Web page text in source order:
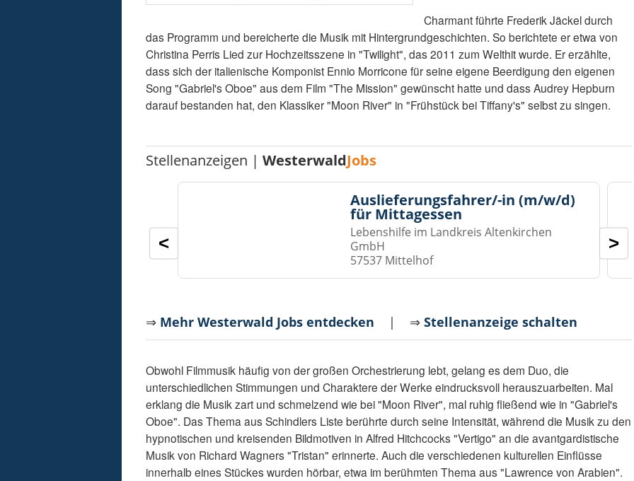
Charmant führte Frederik Jäckel durch
das Programm und bereicherte die Musik mit Hintergrundgeschichten. So berichtete er etwa von
Christina Perris Lied zur Hochzeitsszene in "Twilight", das 2011 zum Welthit wurde. Er erzählte,
dass sich der italienische Komponist Ennio Morricone für seine eigene Beerdigung den eigenen
Song "Gabriel's Oboe" aus dem Film "The Mission" gewünscht hatte und dass Audrey Hepburn
darauf bestanden hat, den Klassiker "Moon River" in "Frühstück bei Tiffany's" selbst zu singen.
Stellenanzeigen |WesterwaldJobs
Auslieferungsfahrer/-in (m/w/d)
für Mittagessen
Lebenshilfe im Landkreis Altenkirchen
GmbH
57537 Mittelhof
< >
⇒ Mehr Westerwald Jobs entdecken | ⇒Stellenanzeige schalten
Obwohl Filmmusik häufig von der großen Orchestrierung lebt, gelang es dem Duo, die
unterschiedlichen Stimmungen und Charaktere der Werke eindrucksvoll herauszuarbeiten. Mal
erklang die Musik zart und schmelzend wie bei "Moon River", mal ruhig fließend wie in "Gabriel's
Oboe". Das Thema aus Schindlers Liste berührte durch seine Intensität, während die Musik zu den
hypnotischen und kreisenden Bildmotiven in Alfred Hitchcocks "Vertigo" an die avantgardistische
Musik von Richard Wagners "Tristan" erinnerte. Auch die verschiedenen kulturellen Einflüsse
innerhalb eines Stückes wurden hörbar, etwa im berühmten Thema aus "Lawrence von Arabien".